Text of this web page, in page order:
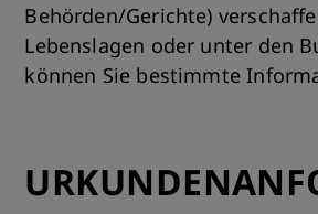
Behörden/Gerichte)
Lebenslagen oder unter den
können Sie bestimmte